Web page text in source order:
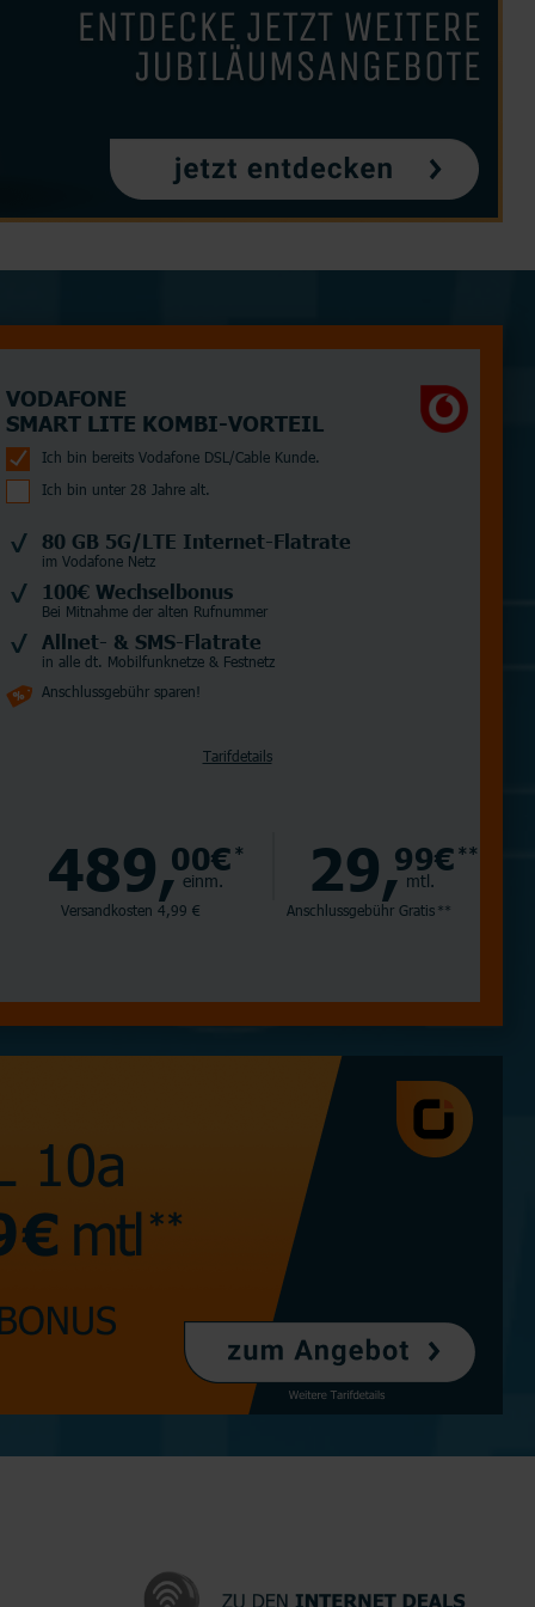
alle Hersteller
VODAFONE
SMART LITE KOMBI-VORTEIL
Ich bin bereits Vodafone DSL/Cable Kunde.
Ich bin unter 28 Jahre alt.
80 GB 5G/LTE Internet-Flatrate
im Vodafone Netz
100€ Wechselbonus
Bei Mitnahme der alten Rufnummer
Allnet- & SMS-Flatrate
in alle dt. Mobilfunknetze & Festnetz
Anschlussgebühr sparen!
Tarifdetails
489,00€ *
einm.
Versandkosten 4,99 €
29,99€ **
mtl.
Anschlussgebühr Gratis **